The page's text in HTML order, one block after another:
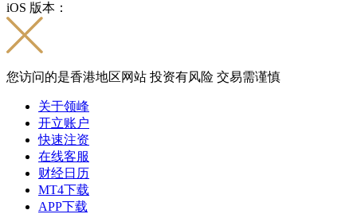
iOS 版本：
您访问的是香港地区网站 投资有风险 交易需谨慎
关于领峰
开立账户
快速注资
在线客服
财经日历
MT4下载
APP下载